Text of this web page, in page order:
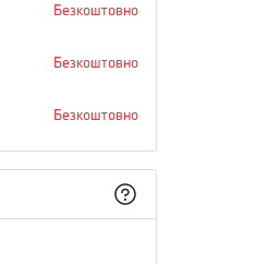
Безкоштовно
Безкоштовно
Безкоштовно